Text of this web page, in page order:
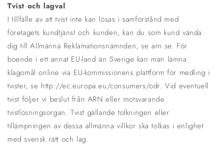
Tvist och lagval
I tillfälle av att tvist inte kan lösas i samförstånd med
företagets kundtjänst och kunden, kan du som kund vända
dig till Allmänna Reklamationsnämnden, se arn.se. För
boende i ett annat EU-land än Sverige kan man lämna
klagomål online via EU-kommissionens plattform för medling i
tvister, se http://ec.europa.eu/consumers/odr.Vid eventuell
tvist följer vi beslut från ARN eller motsvarande
tvistlösningsorgan. Tvist gällande tolkningen eller
tillämpningen av dessa allmänna villkor ska tolkas i enlighet
med svensk rätt och lag.